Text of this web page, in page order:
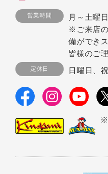
営業時間
月～土曜
※ご来店
備ができ
皆様のご
定休日 日曜日、